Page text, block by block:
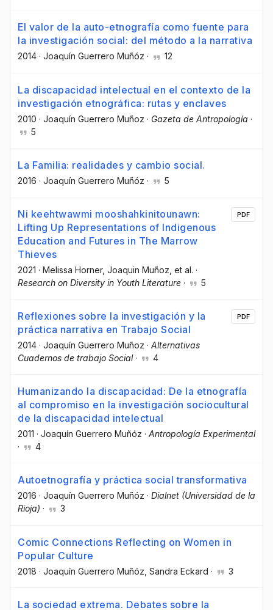
El valor de la auto-etnografía como fuente para
la investigación social: del método a la narrativa
2014 · Joaquín Guerrero Muñóz · 12
La discapacidad intelectual en el contexto de la
investigación etnográfica: rutas y enclaves
2010 · Joaquín Guerrero Muñoz · Gazeta de Antropología ·
5
La Familia: realidades y cambio social.
2016 · Joaquín Guerrero Muñóz · 5
Ni keehtwawmi mooshahkinitounawn:
Lifting Up Representations of Indigenous
Education and Futures in The Marrow
Thieves
2021 · Melissa Horner, Joaquin Muñoz , et al. ·
Research on Diversity in Youth Literature · 5
PDF
Reflexiones sobre la investigación y la
práctica narrativa en Trabajo Social
2014 · Joaquín Guerrero Muñoz · Alternativas
Cuadernos de trabajo Social· 4
PDF
Humanizando la discapacidad: De la etnografía
al compromiso en la investigación sociocultural
de la discapacidad intelectual
2011 · Joaquín Guerrero Muñóz · Antropología Experimental
·
4
Autoetnografía y práctica social transformativa
2016 · Joaquín Guerrero Muñóz · Dialnet (Universidad de la
Rioja) · 3
Comic Connections Reflecting on Women in
Popular Culture
2018 · Joaquín Guerrero Muñóz , Sandra Eckard · 3
La sociedad extrema. Debates sobre la